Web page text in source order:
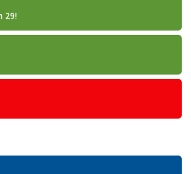
29!